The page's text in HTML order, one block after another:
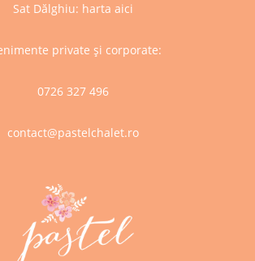
Sat Dălghiu: harta aici
private și corporate:
0726 327 496
contact@pastelchalet.ro